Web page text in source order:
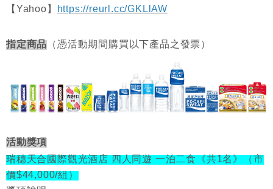
【Yahoo】
https://reurl.cc/GKLlAW
指定商品 （憑活動期間購買以下產品之發票）
活動獎項
瑞穗天合國際觀光酒店 四人同遊 一泊二食《共1名》（市
價$44,000/組）